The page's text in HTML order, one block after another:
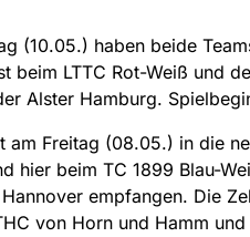
(10.05.) haben beide
beim LTTC Rot-Weiß und
Alster Hamburg.
am Freitag (08.05.) in die
hier beim TC 1899 Blau-
empfangen. Die
von Horn und Hamm